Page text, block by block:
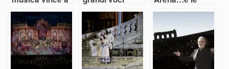
dispetto del
virus e del
maltempo
stelle stanno a